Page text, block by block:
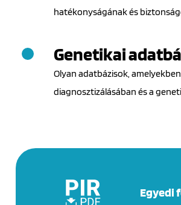
hatékonyságának és
Genetikai
Olyan adatbázisok,
diagnosztizálásában és a
Egyedi